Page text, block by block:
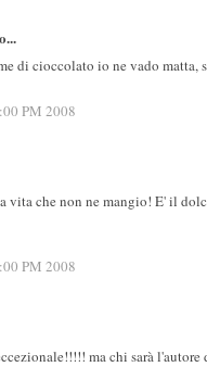
di cioccolato io ne vado matta,
PM 2008
vita che non ne mangio! E' il
PM 2008
ma chi sarà